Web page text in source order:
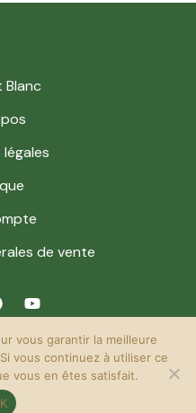
de vente
by Crochet Blanc.
vous garantir la meilleure
vous continuez à utiliser ce
vous en êtes satisfait.